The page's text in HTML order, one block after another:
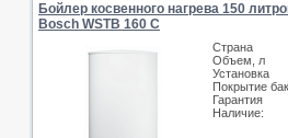
Бойлер косвенного нагрева 150
Bosch WSTB 160 C
Страна
Объем, л
Установка
Покрытие
Гарантия
Наличие: